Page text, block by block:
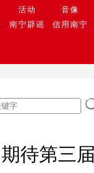
活动 音像
南宁辟谣 信用南宁
待第三